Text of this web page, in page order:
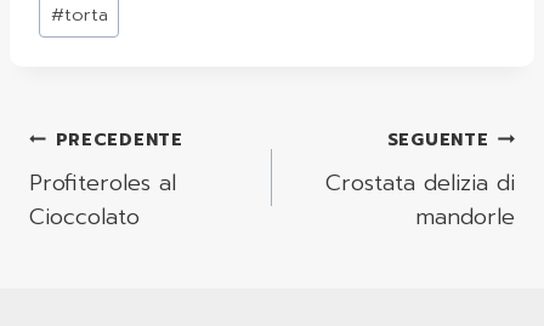
#torta
Navigazione
Articoli
PRECEDENTE
Profiteroles al
Cioccolato
SEGUENTE
Crostata delizia di
mandorle